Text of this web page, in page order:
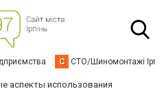
С СТО/Шиномонтажі
аспекты использования